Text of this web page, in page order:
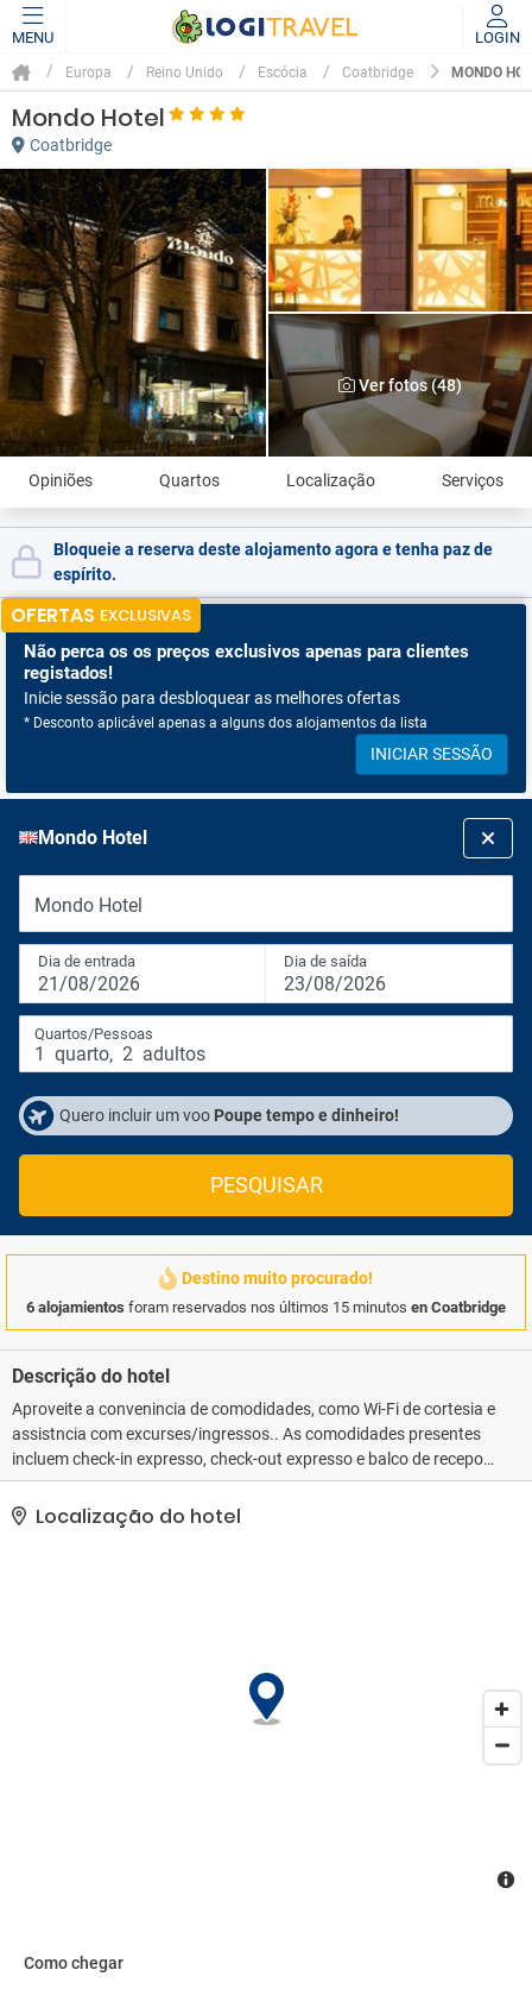
MENU LOGIN
Europa Reino Unido Escócia Coatbridge MONDO
Mondo Hotel
Coatbridge
Ver fotos (48)
Opiniões Quartos Localização Serviços
Bloqueie a reserva deste alojamento agora e tenha paz de
espírito.
OFERTAS EXCLUSIVAS
Não perca os os preços exclusivos apenas para clientes
registados!
Inicie sessão para desbloquear as melhores ofertas
* Desconto aplicável apenas a alguns dos alojamentos da lista
INICIAR SESSÃO
Mondo Hotel
Mondo Hotel
Dia de entrada
21/08/2026
Dia de saída
23/08/2026
Quartos/Pessoas
1 quarto, 2 adultos
Quero incluir um voo Poupe tempo e dinheiro!
PESQUISAR
Destino muito procurado!
6 alojamientos foram reservados nos últimos 15 minutos en Coatbridge
Descrição do hotel
Aproveite a convenincia de comodidades, como Wi-Fi de cortesia e
assistncia com excurses/ingressos.. As comodidades presentes
incluem check-in expresso, check-out expresso e balco de recepo
24 horas. Estacionamento grtis sem manobrista est disponvel no
local..Localização do hotel
Como chegar